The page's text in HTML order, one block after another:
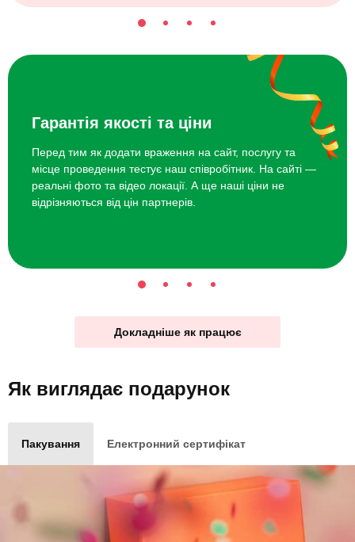
Гарантія якості та ціни
Перед тим як додати враження на сайт, послугу та
місце проведення тестує наш співробітник. На сайті —
реальні фото та відео локації. А ще наші ціни не
відрізняються від цін партнерів.
Докладніше як працює
Як виглядає подарунок
Пакування Електронний сертифікат